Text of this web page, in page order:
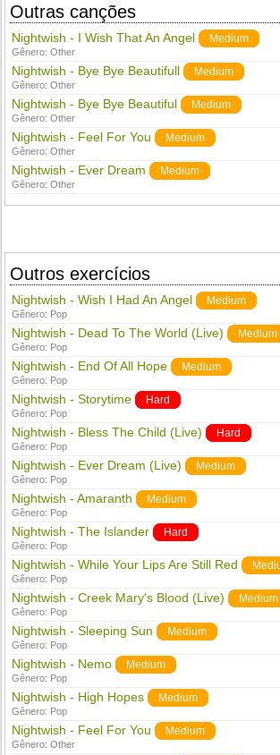
Outras canções
Nightwish - I Wish That An Angel Medium
Gênero:Other
Nightwish - Bye Bye Beautifull Medium
Gênero:Other
Nightwish - Bye Bye Beautiful Medium
Gênero:Other
Nightwish - Feel For You Medium
Gênero:Other
Nightwish - Ever Dream Medium
Gênero:Other
Outros exercícios
Nightwish - Wish I Had An Angel Medium
Gênero: Pop
Nightwish - Dead To The World (Live) Medium
Gênero: Pop
Nightwish - End Of All Hope Medium
Gênero: Pop
Nightwish - Storytime Hard
Gênero: Pop
Nightwish - Bless The Child (Live) Hard
Gênero: Pop
Nightwish - Ever Dream (Live) Medium
Gênero: Pop
Nightwish - Amaranth Medium
Gênero: Pop
Nightwish - The Islander Hard
Gênero: Pop
Nightwish - While Your Lips Are Still Red
Gênero: Pop
Nightwish - Creek Mary's Blood (Live) Medium
Gênero: Pop
Nightwish - Sleeping Sun Medium
Gênero: Pop
Nightwish - Nemo Medium
Gênero: Pop
Nightwish - High Hopes Medium
Gênero: Pop
Nightwish - Feel For You Medium
Gênero:Other